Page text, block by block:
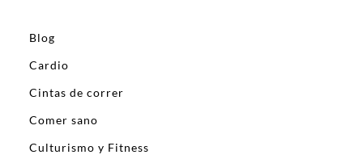
Blog
Cardio
Cintas de correr
Comer sano
Culturismo y Fitness